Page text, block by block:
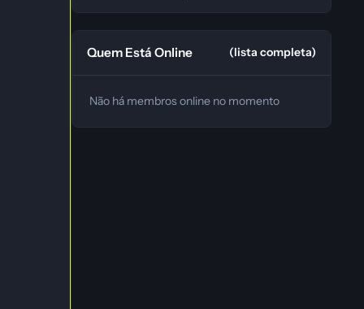
Quem Está Online (lista completa)
Não há membros online no momento